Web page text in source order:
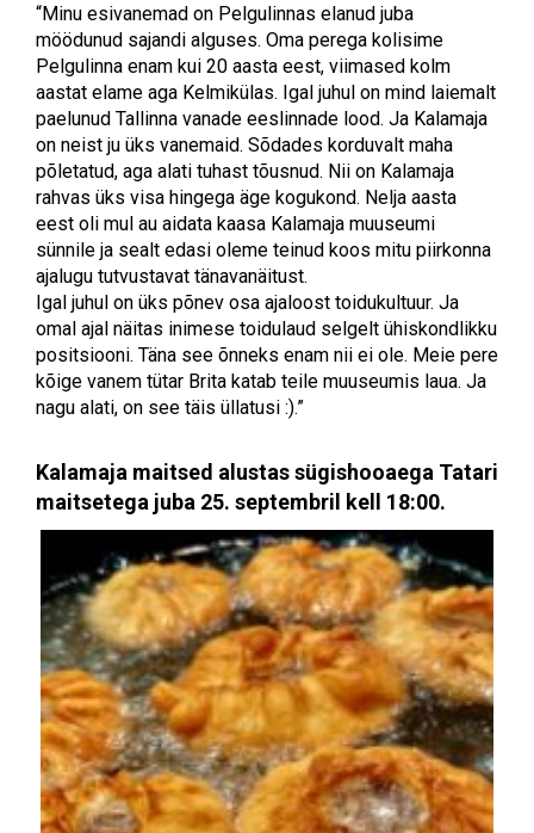
“Minu esivanemad on Pelgulinnas elanud juba
möödunud sajandi alguses. Oma perega kolisime
Pelgulinna enam kui 20 aasta eest, viimased kolm
aastat elame aga Kelmikülas. Igal juhul on mind laiemalt
paelunud Tallinna vanade eeslinnade lood. Ja Kalamaja
on neist ju üks vanemaid. Sõdades korduvalt maha
põletatud, aga alati tuhast tõusnud. Nii on Kalamaja
rahvas üks visa hingega äge kogukond. Nelja aasta
eest oli mul au aidata kaasa Kalamaja muuseumi
sünnile ja sealt edasi oleme teinud koos mitu piirkonna
ajalugu tutvustavat tänavanäitust.
Igal juhul on üks põnev osa ajaloost toidukultuur. Ja
omal ajal näitas inimese toidulaud selgelt ühiskondlikku
positsiooni. Täna see õnneks enam nii ei ole. Meie pere
kõige vanem tütar Brita katab teile muuseumis laua. Ja
nagu alati, on see täis üllatusi :).”
Kalamaja maitsed alustas sügishooaega Tatari
maitsetega juba 25. septembril kell 18:00.